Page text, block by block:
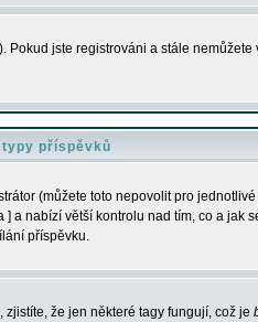
jste registrováni a stále
typy příspěvků
(můžete toto nepovolit pro
a nabízí větší kontrolu nad tím, co a jak
příspěvku.
že jen některé tagy fungují, což je